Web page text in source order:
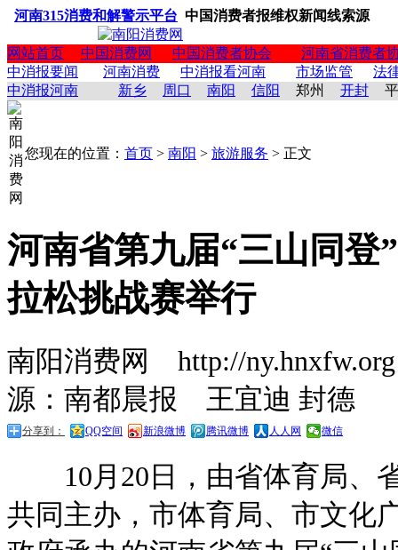
河南315消费和解警示平台 中国消费者报维权新闻线索源
网站首页 中国消费网 中国消费者协会
河南省消费者
中消报要闻
河南消费 中消报看河南 市场监管
法
中消报河南
新乡 周口 南阳 信阳 郑州 开封
您现在的位置： 首页 > 南阳 > 旅游服务 > 正文
河南省第九届“三山同登
拉松挑战赛举行
南阳消费网 http://
源：南都晨报 王宜迪 封德
分享到： QQ空间 新浪微博 腾讯微博 人人网 微信
10月20日，由省体育局、
共同主办，市体育局、市文化